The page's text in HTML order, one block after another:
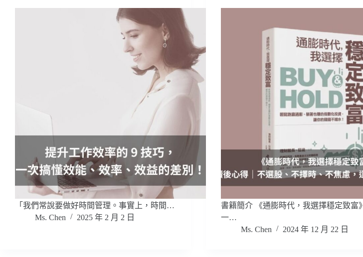
「我們常說要做好時間管理。事實上，時間…
Ms. Chen
2025 年 2 月 2 日
書籍簡介 《通膨時代，我選擇穩定致富》
一…
Ms. Chen
2024 年 12 月 22 日